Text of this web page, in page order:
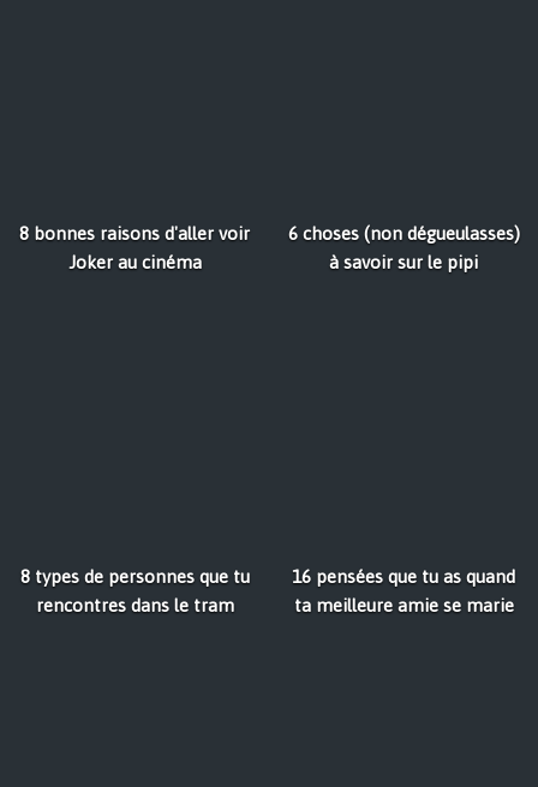
8 bonnes raisons d'aller voir
Joker au cinéma
6 choses (non dégueulasses)
à savoir sur le pipi
8 types de personnes que tu
rencontres dans le tram
16 pensées que tu as quand
ta meilleure amie se marie